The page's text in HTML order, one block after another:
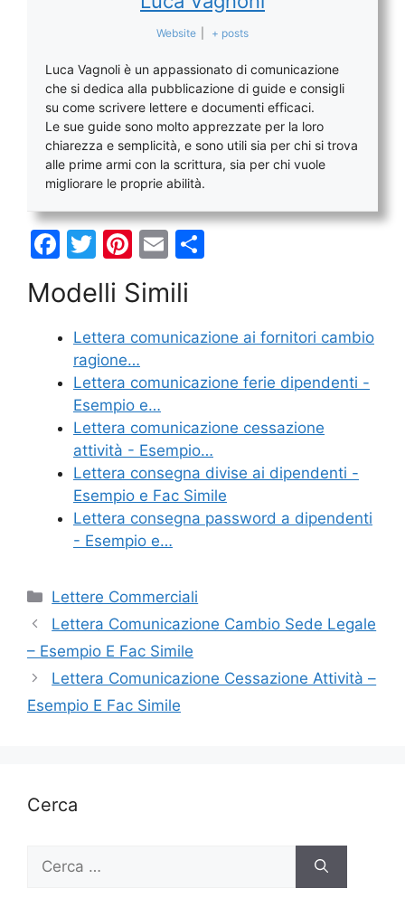
Website + posts
Luca Vagnoli è un appassionato di comunicazione
che si dedica alla pubblicazione di guide e consigli
su come scrivere lettere e documenti efficaci.
Le sue guide sono molto apprezzate per la loro
chiarezza e semplicità, e sono utili sia per chi si trova
alle prime armi con la scrittura, sia per chi vuole
migliorare le proprie abilità.
F
c
e
b
o
o
k
T
itt
er
Pi
er
e
st
E
ai
l
di
di
Modelli Simili
Lettera comunicazione ai fornitori cambio
ragione…
Lettera comunicazione ferie dipendenti -
Esempio e…
Lettera comunicazione cessazione
attività - Esempio…
Lettera consegna divise ai dipendenti -
Esempio e Fac Simile
Lettera consegna password a dipendenti
- Esempio e…
Categorie
Lettere Commerciali
Lettera Comunicazione Cambio Sede Legale
– Esempio E Fac Simile
Lettera Comunicazione Cessazione Attività –
Esempio E Fac Simile
Cerca
per: